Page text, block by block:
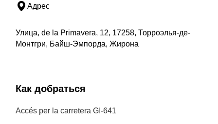
Адрес
Улица, de la Primavera, 12, 17258, Торроэлья-де-
Монтгри, Байш-Эмпорда, Жирона
Как добраться
Accés per la carretera GI-641